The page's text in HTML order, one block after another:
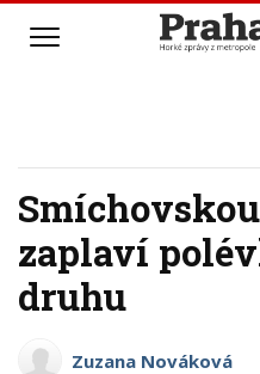
zaplaví
druhu
Zuzana Nováková